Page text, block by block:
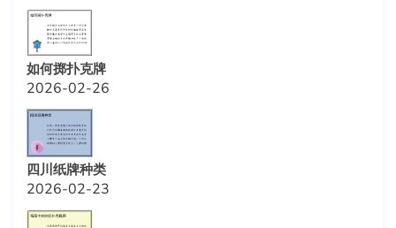
如何掷扑克牌
2026-02-26
四川纸牌种类
2026-02-23